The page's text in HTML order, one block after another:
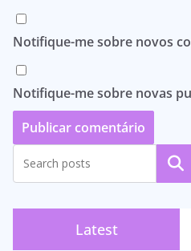
Notifique-me sobre novos
Notifique-me sobre novas
Latest